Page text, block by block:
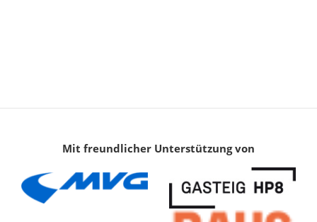
Mit freundlicher Unterstützung von